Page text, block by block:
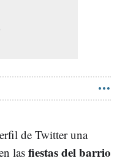
de Twitter una
las fiestas del barrio